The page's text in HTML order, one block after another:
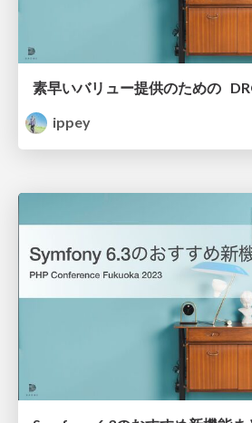
素早いバリュー提供のための
ippey